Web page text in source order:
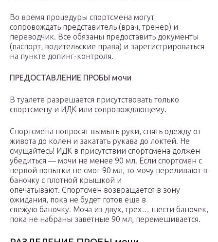
Во время процедуры спортсмена могут
сопровождать представитель (врач, тренер) и
переводчик. Все обязаны предоставить документы
(паспорт, водительские права) и зарегистрироваться
на пункте допинг-контроля.
ПРЕДОСТАВЛЕНИЕ ПРОБЫ мочи
В туалете разрешается присутствовать только
спортсмену и ИДК или сопровождающему.
Спортсмена попросят вымыть руки, снять одежду от
живота до колен и закатать рукава до локтей. Не
смущайтесь! ИДК в присутствии спортсмена должен
убедиться — мочи не менее 90 мл. Если спортсмен с
первой попытки не смог 90 мл, то мочу переливают в
баночку с плотной крышкой и
опечатывают. Спортсмен возвращается в зону
ожидания, пока не будет готов еще в
свежую баночку. Моча из двух, трех… шести баночек,
пока не набраны заветные 90 мл, перемешивается.